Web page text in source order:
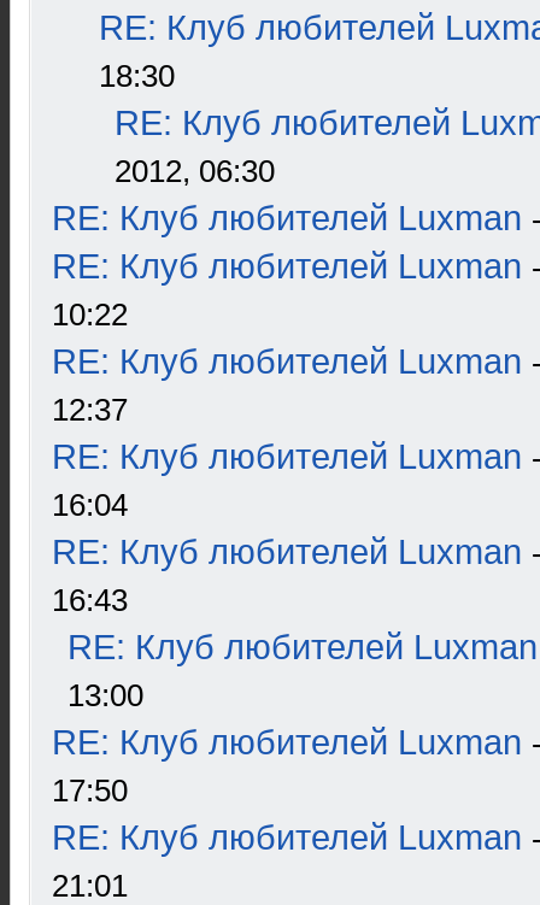
RE: Клуб любителей
18:30
RE: Клуб любителей
2012, 06:30
RE: Клуб любителей Luxman
RE: Клуб любителей Luxman
10:22
RE: Клуб любителей Luxman
12:37
RE: Клуб любителей Luxman
16:04
RE: Клуб любителей Luxman
16:43
RE: Клуб любителей Luxman
13:00
RE: Клуб любителей Luxman
17:50
RE: Клуб любителей Luxman
21:01